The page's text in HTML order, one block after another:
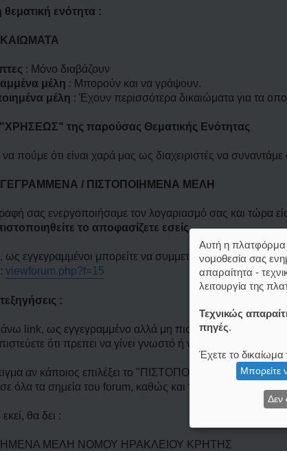
θεματική ενότητα :
: Μόνο διαβάζουν
μέλη : Μπορούν και να γράψουν.
μέλη : Έχουν περισσότερα δικαιώματα για τα
της παρούσας Θεματικής Ενότητας
πούμε ότι είναι χαρά μας ως διαχειριστές να
/ ΠΙΣΤΟΠΟΙΗΜΕΝΑ ΜΕΛΗ
σας ενεργοποιήσαμε τον λογαριασμό σας και τώρα
το αποφασίζετε εσείς.
εγγεγραμμένοι μπορείτε να συμμετέχετε (να γράφετε)
viewforum.php?f=15
:
link, ως εγγεγραμμένο αλλά μη πιστοποιημένο μέλος,
ότι πρεπει να γίνει γνωστό ή να γίνει θέμα
αν κάποιος επιλέξει το "ΠΙΣΤΟΠΟΙΗΜΕΝΑ ΜΕΛΗ
όλα τα σημεία του forum, καθώς και το link
θα δει :
ΜΕΛΗ ΝΟΜΟΥ ΗΡΑΚΛΕΙΟΥ ΚΡΗΤΗΣ
Αυτή η πλατφόρμα
νομοθεσία σας
απαραίτητα -
λειτουργία της
Τεχνικώς
πηγές.
Έχετε το
Μπορείτε
Δεν